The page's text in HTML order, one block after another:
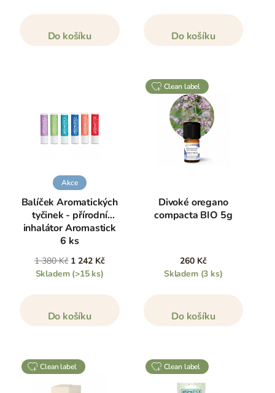
Do košíku Do košíku
Akce
Balíček Aromatických
tyčinek - přírodní
inhalátor Aromastick
6 ks
1 380 Kč 1 242 Kč
Skladem (>15 ks)
Do košíku
clean label
Divoké oregano
compacta BIO 5g
260 Kč
Skladem (3 ks)
Do košíku
clean label clean label